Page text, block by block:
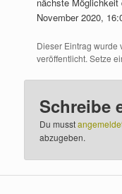
November 2020,
Dieser Eintrag wurde
veröffentlicht. Setze
Schreibe
Du musst
abzugeben.